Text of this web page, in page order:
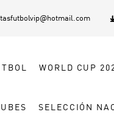
WORLD CUP
SELECCIÓN